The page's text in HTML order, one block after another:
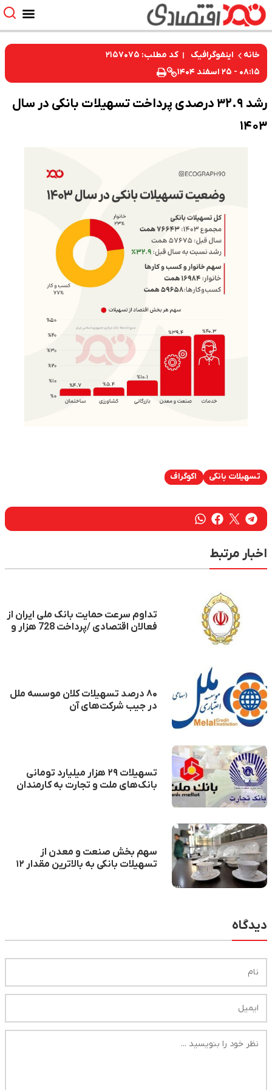
خانه اینفوگرافیک
کد مطلب: ۲۱۵۷۰۷۵
۰۸:۱۵ - ۲۵ اسفند ۱۴۰۴
رشد ۳۲.۹ درصدی پرداخت تسهیلات بانکی در سال
۱۴۰۳
تسهیلات بانکی اکوگراف
اخبار مرتبط
تداوم سرعت حمایت بانک ملی ایران از
فعالان اقتصادی /پرداخت 728 هزار و
۸۰ درصد تسهیلات کلان موسسه ملل
در جیب شرکت‌های آن
تسهیلات ۲۹ هزار میلیارد تومانی
بانک‌های ملت و تجارت به کارمندان
سهم بخش صنعت‌ و معدن از
تسهیلات بانکی به بالاترین مقدار ۱۲
دیدگاه